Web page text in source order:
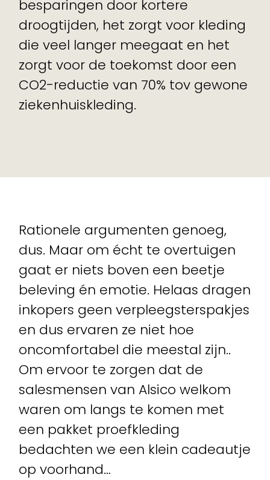
Rationele argumenten genoeg,
dus. Maar om écht te overtuigen
gaat er niets boven een beetje
beleving én emotie. Helaas dragen
inkopers geen verpleegsterspakjes
en dus ervaren ze niet hoe
oncomfortabel die meestal zijn..
Om ervoor te zorgen dat de
salesmensen van Alsico welkom
waren om langs te komen met
een pakket proefkleding
bedachten we een klein cadeautje
op voorhand…
besparingen door kortere
droogtijden, het zorgt voor kleding
die veel langer meegaat en het
zorgt voor de toekomst door een
CO2-reductie van 70% tov gewone
ziekenhuiskleding.